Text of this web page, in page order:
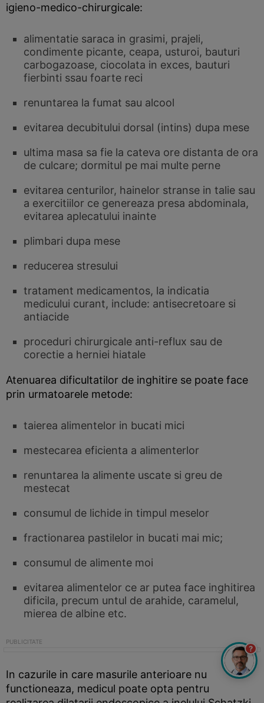
igieno-medico-chirurgicale:
alimentatie saraca in grasimi, prajeli,
condimente picante, ceapa, usturoi, bauturi
carbogazoase, ciocolata in exces, bauturi
fierbinti ssau foarte reci
renuntarea la fumat sau alcool
evitarea decubitului dorsal (intins) dupa mese
ultima masa sa fie la cateva ore distanta de ora
de culcare; dormitul pe mai multe perne
evitarea centurilor, hainelor stranse in talie sau
a exercitiilor ce genereaza presa abdominala,
evitarea aplecatului inainte
plimbari dupa mese
reducerea stresului
tratament medicamentos, la indicatia
medicului curant, include: antisecretoare si
antiacide
proceduri chirurgicale anti-reflux sau de
corectie a herniei hiatale
Atenuarea dificultatilor de inghitire se poate face
prin urmatoarele metode:
taierea alimentelor in bucati mici
mestecarea eficienta a alimenterlor
renuntarea la alimente uscate si greu de
mestecat
consumul de lichide in timpul meselor
fractionarea pastilelor in bucati mai mic;
consumul de alimente moi
evitarea alimentelor ce ar putea face inghitirea
dificila, precum untul de arahide, caramelul,
mierea de albine etc.
In cazurile in care masurile anterioare nu
functioneaza, medicul poate opta pentru
?